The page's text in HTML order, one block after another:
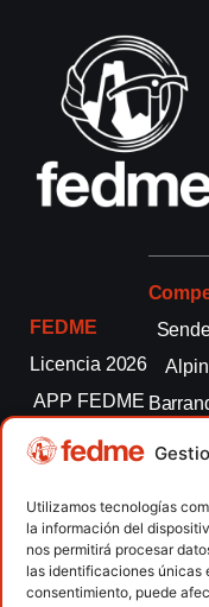
Utilizamos tecnologías
la información del
nos permitirá procesar
las identificaciones únicas
consentimiento, puede
FEDME
Licencia 2026
APP FEDME
Transparencia
autonómicas
Clubes
Contacto